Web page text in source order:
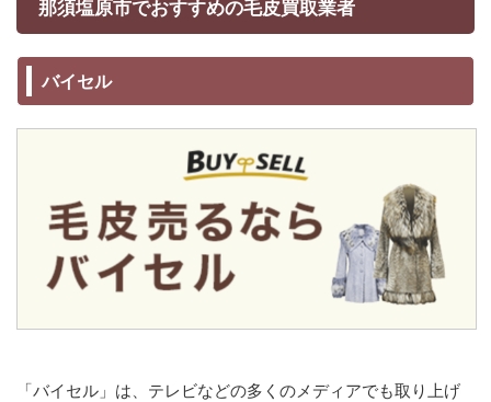
那須塩原市でおすすめの毛皮買取業者
バイセル
「バイセル」は、テレビなどの多くのメディアでも取り上げ